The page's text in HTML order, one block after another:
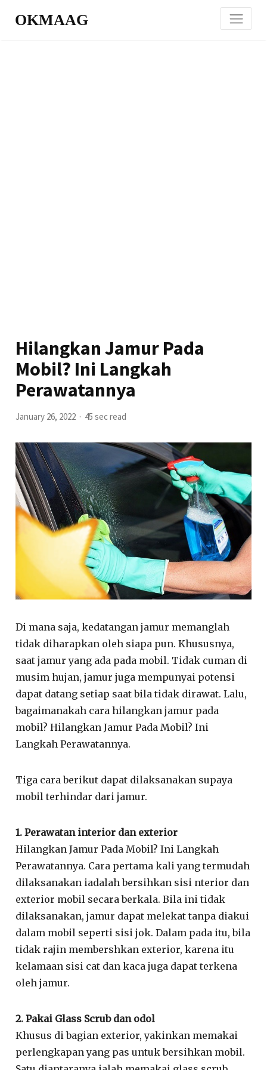
OKMAAG
Hilangkan Jamur Pada
Mobil? Ini Langkah
Perawatannya
January 26, 2022 45 sec read
Di mana saja, kedatangan jamur memanglah
tidak diharapkan oleh siapa pun. Khususnya,
saat jamur yang ada pada mobil. Tidak cuman di
musim hujan, jamur juga mempunyai potensi
dapat datang setiap saat bila tidak dirawat. Lalu,
bagaimanakah cara hilangkan jamur pada
mobil? Hilangkan Jamur Pada Mobil? Ini
Langkah Perawatannya.
Tiga cara berikut dapat dilaksanakan supaya
mobil terhindar dari jamur.
1. Perawatan interior dan exterior
Hilangkan Jamur Pada Mobil? Ini Langkah
Perawatannya. Cara pertama kali yang termudah
dilaksanakan iadalah bersihkan sisi nterior dan
exterior mobil secara berkala. Bila ini tidak
dilaksanakan, jamur dapat melekat tanpa diakui
dalam mobil seperti sisi jok. Dalam pada itu, bila
tidak rajin membershkan exterior, karena itu
kelamaan sisi cat dan kaca juga dapat terkena
oleh jamur.
2. Pakai Glass Scrub dan odol
Khusus di bagian exterior, yakinkan memakai
perlengkapan yang pas untuk bersihkan mobil.